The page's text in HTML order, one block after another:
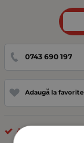
0743 690 197
Adaugă la favorite
ALȚII